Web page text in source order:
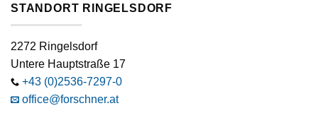
STANDORT RINGELSDORF
2272 Ringelsdorf
Untere Hauptstraße 17
+43 (0)2536-7297-0
office@forschner.at